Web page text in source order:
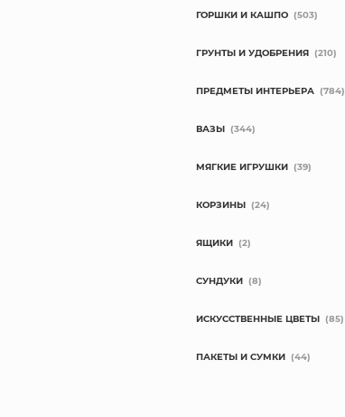
ГОРШКИ И КАШПО (503)
ГРУНТЫ И УДОБРЕНИЯ (210)
ПРЕДМЕТЫ ИНТЕРЬЕРА (784)
ВАЗЫ (344)
МЯГКИЕ ИГРУШКИ (39)
КОРЗИНЫ (24)
ЯЩИКИ (2)
СУНДУКИ (8)
ИСКУССТВЕННЫЕ ЦВЕТЫ (85)
ПАКЕТЫ И СУМКИ (44)